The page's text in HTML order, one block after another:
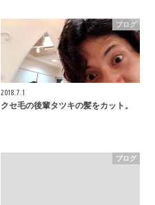
ブログ
2018.7.1
クセ毛の後輩タツキの髪をカット。
ブログ